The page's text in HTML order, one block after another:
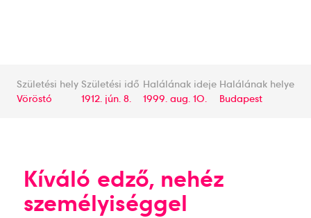
Születési hely
Vöröstó
Születési idő
1912. jún. 8.
Halálának ideje
1999. aug. 10.
Halálának helye
Budapest
Kíváló edző, nehéz
személyiséggel